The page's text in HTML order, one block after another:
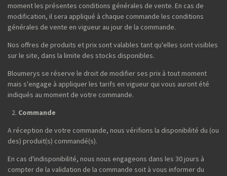
moment les présentes conditions générales de vente. En cas de
modification, il sera appliqué à chaque commande les conditions
générales de vente en vigueur au jour de la commande.
Nos offres de produits et prix sont valables tant qu'elles sont visibles
sur le site, dans la limite des stocks disponibles.
Bloumerys se réserve le droit de modifier ses prix à tout moment
mais s'engage à appliquer les tarifs en vigueur qui vous auront été
indiqués au moment de votre commande.
Commande
A réception de votre commande, nous vérifions la disponibilité du (ou
des) produit(s) commandé(s).
En cas d'indisponibilité, nous nous engageons dans les 30 jours à
compter de la validation de la commande soit à vous informer du